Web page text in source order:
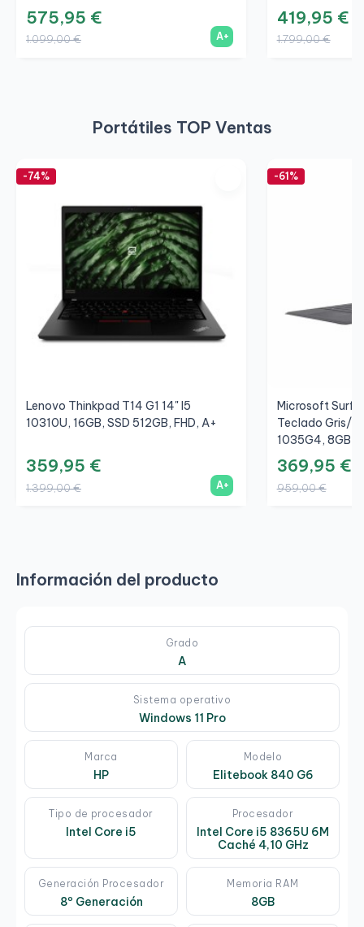
575,95 €
1.099,00 € A+
419,95 €
1.799,00 €
Portátiles TOP Ventas
-74%
Lenovo Thinkpad T14 G1 14" I5
10310U, 16GB, SSD 512GB, FHD, A+
359,95 €
1.399,00 € A+
-61%
Microsoft
Teclado Gris/
1035G4, 8GB,
369,95 €
959,00 €
Información del producto
Grado
A
Sistema operativo
Windows 11 Pro
Marca
HP
Modelo
Elitebook 840 G6
Tipo de procesador
Intel Core i5
Procesador
Intel Core i5 8365U 6M
Caché 4,10 GHz
Generación Procesador
8º Generación
Memoria RAM
8GB